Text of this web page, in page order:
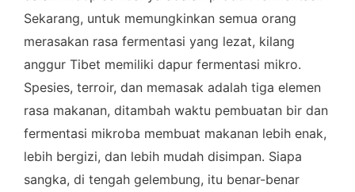
Sekarang, untuk memungkinkan semua orang
merasakan rasa fermentasi yang lezat, kilang
anggur Tibet memiliki dapur fermentasi mikro.
Spesies, terroir, dan memasak adalah tiga elemen
rasa makanan, ditambah waktu pembuatan bir dan
fermentasi mikroba membuat makanan lebih enak,
lebih bergizi, dan lebih mudah disimpan. Siapa
sangka, di tengah gelembung, itu benar-benar